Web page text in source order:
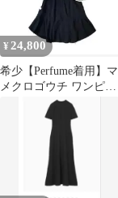
¥ 24,800
希少【Perfume着用】マ
メクロゴウチ ワンピー
ス 刺繍 黒 02